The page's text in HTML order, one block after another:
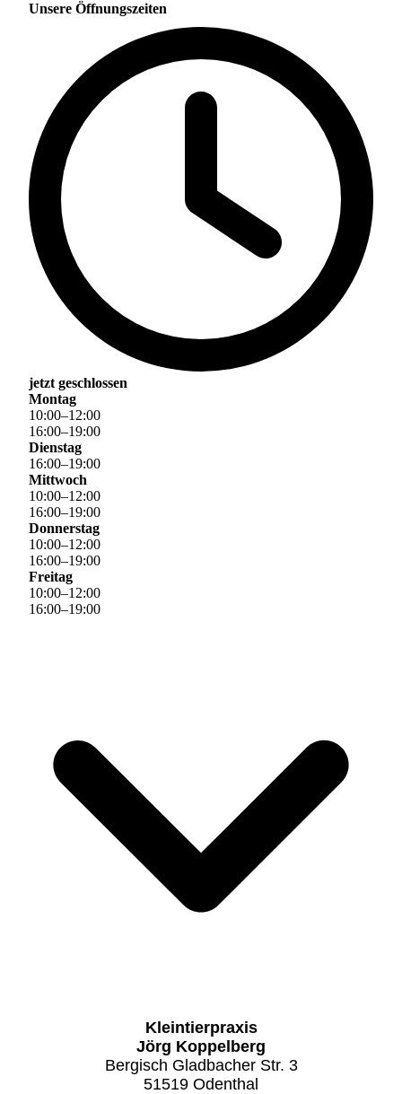
Unsere Öffnungszeiten
jetzt geschlossen
Montag
10:00–12:00
16:00–19:00
Dienstag
16:00–19:00
Mittwoch
10:00–12:00
16:00–19:00
Donnerstag
10:00–12:00
16:00–19:00
Freitag
10:00–12:00
16:00–19:00
Kleintierpraxis
Jörg Koppelberg
Bergisch Gladbacher Str. 3
51519 Odenthal